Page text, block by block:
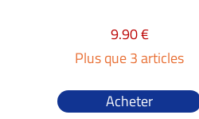
9.90 €
Plus que 3 articles
Acheter